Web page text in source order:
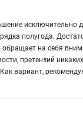
исключительно
полугода.
обращает на себя
претензий
вариант,